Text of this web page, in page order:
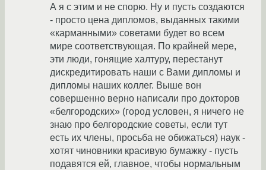
А я с этим и не спорю. Ну и пусть создаются
- просто цена дипломов, выданных такими
«карманными» советами будет во всем
мире соответствующая. По крайней мере,
эти люди, гонящие халтуру, перестанут
дискредитировать наши с Вами дипломы и
дипломы наших коллег. Выше вон
совершенно верно написали про докторов
«белгородских» (город условен, я ничего не
знаю про белгородские советы, если тут
есть их члены, просьба не обижаться) наук -
хотят чиновники красивую бумажку - пусть
подавятся ей, главное, чтобы нормальным